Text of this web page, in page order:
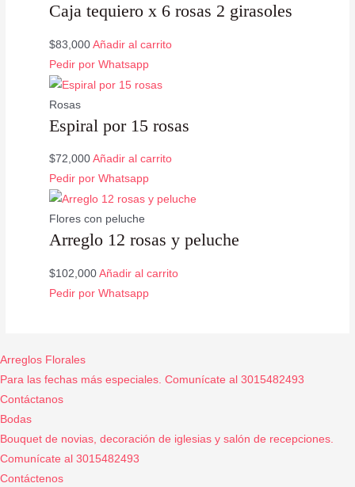
Caja tequiero x 6 rosas 2 girasoles
$83,000 Añadir al carrito
Pedir por Whatsapp
Rosas
Espiral por 15 rosas
$72,000 Añadir al carrito
Pedir por Whatsapp
Flores con peluche
Arreglo 12 rosas y peluche
$102,000 Añadir al carrito
Pedir por Whatsapp
Arreglos Florales
Para las fechas más especiales. Comunícate al 3015482493
Contáctanos
Bodas
Bouquet de novias, decoración de iglesias y salón de recepciones.
Comunícate al 3015482493
Contáctenos